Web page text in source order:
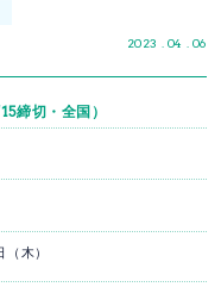
2023 . 04 . 06
締切・全国）
木）